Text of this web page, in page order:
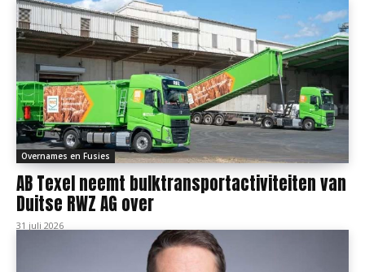
Overnames en Fusies
AB Texel neemt bulktransportactiviteiten van
Duitse RWZ AG over
31 juli 2026